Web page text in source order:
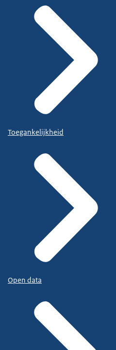
Toegankelijkheid
Open data